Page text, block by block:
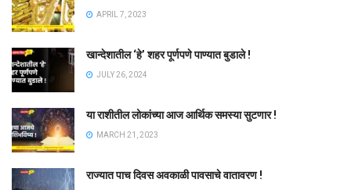
APRIL 7, 2023
खान्देशातील ‘हे’ शहर पूर्णपणे पाण्यात बुडाले !
JULY 26, 2024
या राशीतील लोकांच्या आज आर्थिक समस्या सुटणार !
MARCH 21, 2023
राज्यात पाच दिवस अवकाळी पावसाचे वातावरण !